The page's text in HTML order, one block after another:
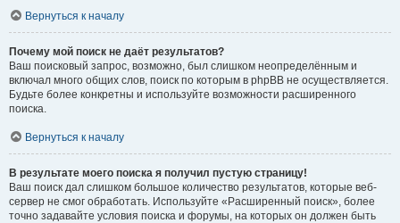
Вернуться к началу
Почему мой поиск не даёт результатов?
Ваш поисковый запрос, возможно, был слишком неопределённым и
включал много общих слов, поиск по которым в phpBB не осуществляется.
Будьте более конкретны и используйте возможности расширенного
поиска.
Вернуться к началу
В результате моего поиска я получил пустую страницу!
Ваш поиск дал слишком большое количество результатов, которые веб-
сервер не смог обработать. Используйте «Расширенный поиск», более
точно задавайте условия поиска и форумы, на которых он должен быть